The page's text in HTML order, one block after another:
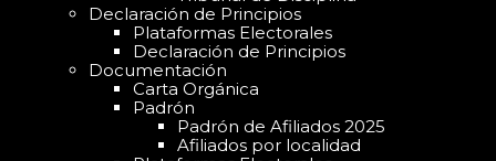
Declaración de Principios
Plataformas Electorales
Declaración de Principios
Documentación
Carta Orgánica
Padrón
Padrón de Afiliados 2025
Afiliados por localidad